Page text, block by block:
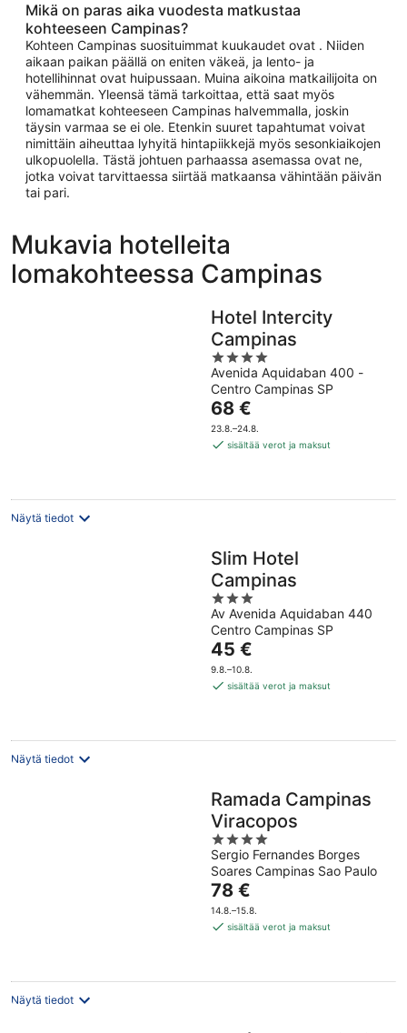
Mikä on paras aika vuodesta matkustaa
kohteeseen Campinas?
Kohteen Campinas suosituimmat kuukaudet ovat . Niiden
aikaan paikan päällä on eniten väkeä, ja lento- ja
hotellihinnat ovat huipussaan. Muina aikoina matkailijoita on
vähemmän. Yleensä tämä tarkoittaa, että saat myös
lomamatkat kohteeseen Campinas halvemmalla, joskin
täysin varmaa se ei ole. Etenkin suuret tapahtumat voivat
nimittäin aiheuttaa lyhyitä hintapiikkejä myös sesonkiaikojen
ulkopuolella. Tästä johtuen parhaassa asemassa ovat ne,
jotka voivat tarvittaessa siirtää matkaansa vähintään päivän
tai pari.
Mukavia hotelleita
lomakohteessa Campinas
Hotel Intercity
Campinas
4
out
of
5
Avenida Aquidaban 400 -
Centro Campinas SP
Hinta
on
68 €
68 €
23.8.–24.8.
sisältää verot ja maksut
Näytä tiedot
Slim Hotel
Campinas
3
out
of
5
Av Avenida Aquidaban 440
Centro Campinas SP
Hinta
on
45 €
45 €
9.8.–10.8.
sisältää verot ja maksut
Näytä tiedot
Ramada Campinas
Viracopos
4
out
of
5
Sergio Fernandes Borges
Soares Campinas Sao Paulo
Hinta
on
78 €
78 €
14.8.–15.8.
sisältää verot ja maksut
Näytä tiedot